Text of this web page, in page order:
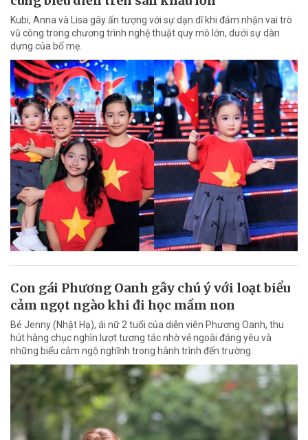
Kubi, Anna và Lisa gây ấn tượng với sự dạn dĩ khi đảm nhận vai trò
vũ công trong chương trình nghệ thuật quy mô lớn, dưới sự dàn
dựng của bố mẹ.
Con gái Phương Oanh gây chú ý với loạt biểu
cảm ngọt ngào khi đi học mầm non
Bé Jenny (Nhật Hạ), ái nữ 2 tuổi của diễn viên Phương Oanh, thu
hút hàng chục nghìn lượt tương tác nhờ vẻ ngoài đáng yêu và
những biểu cảm ngộ nghĩnh trong hành trình đến trường.